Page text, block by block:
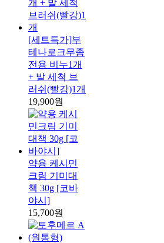
[세트특가]부
테나로크무좀
전용 비누1개
+ 발 세척 브
러쉬(빨강)1개
19,900원
약용 케시민
크림 기미대
책 30g [코바
야시]
15,700원